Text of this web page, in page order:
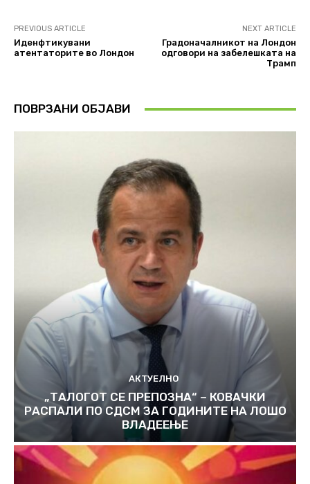
PREVIOUS ARTICLE
Иденфтикувани
атентаторите во Лондон
NEXT ARTICLE
Градоначалникот на Лондон
одговори на забелешката на
Трамп
ПОВРЗАНИ ОБЈАВИ
АКТУЕЛНО
„ТАЛОГОТ СЕ ПРЕПОЗНА“ – КОВАЧКИ
РАСПАЛИ ПО СДСМ ЗА ГОДИНИТЕ НА ЛОШО
ВЛАДЕЕЊЕ